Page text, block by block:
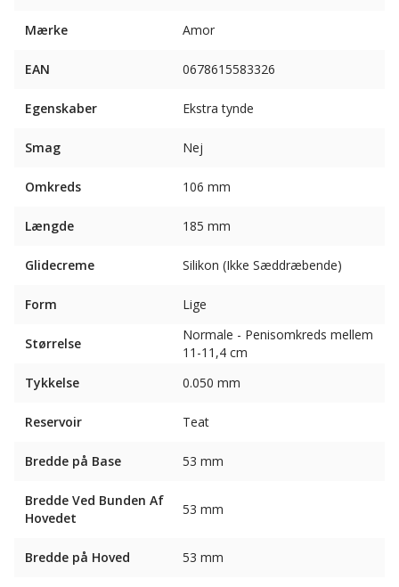
Mærke Amor
EAN 0678615583326
Egenskaber Ekstra tynde
Smag Nej
Omkreds 106 mm
Længde 185 mm
Glidecreme Silikon (Ikke Sæddræbende)
Form Lige
Størrelse
Normale - Penisomkreds mellem
11-11,4 cm
Tykkelse
0.050 mm
Reservoir Teat
Bredde på Base 53 mm
Bredde Ved Bunden Af ​​
Hovedet
53 mm
Bredde på Hoved 53 mm